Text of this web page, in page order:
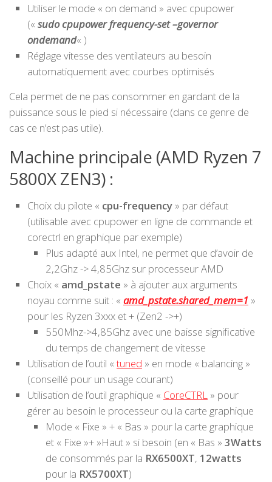
Utiliser le mode « on demand » avec cpupower
(« sudo cpupower frequency-set –governor
ondemand« )
Réglage vitesse des ventilateurs au besoin
automatiquement avec courbes optimisés
Cela permet de ne pas consommer en gardant de la
puissance sous le pied si nécessaire (dans ce genre de
cas ce n’est pas utile).
Machine principale (AMD Ryzen 7
5800X ZEN3) :
Choix du pilote « cpu-frequency » par défaut
(utilisable avec cpupower en ligne de commande et
corectrl en graphique par exemple)
Plus adapté aux Intel, ne permet que d’avoir de
2,2Ghz -> 4,85Ghz sur processeur AMD
Choix « amd_pstate » à ajouter aux arguments
noyau comme suit : « amd_pstate.shared_mem=1 »
pour les Ryzen 3xxx et + (Zen2 ->+)
550Mhz->4,85Ghz avec une baisse significative
du temps de changement de vitesse
Utilisation de l’outil «tuned » en mode « balancing »
(conseillé pour un usage courant)
Utilisation de l’outil graphique « CoreCTRL » pour
gérer au besoin le processeur ou la carte graphique
Mode « Fixe » + « Bas » pour la carte graphique
et « Fixe »+ »Haut » si besoin (en « Bas » 3Watts
de consommés par la RX6500XT, 12watts
pour la RX5700XT)